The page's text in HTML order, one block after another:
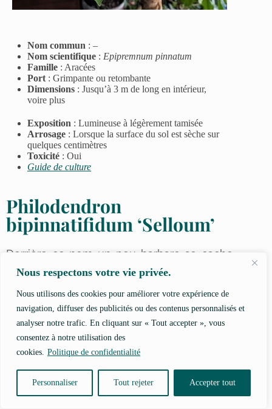
Nous respectons votre vie privée.
Nous utilisons des cookies pour améliorer votre expérience de
navigation, diffuser des publicités ou des contenus personnalisés et
analyser notre trafic. En cliquant sur « Tout accepter », vous
consentez à notre utilisation des
cookies. Politique de confidentialité
Personnaliser Tout rejeter Accepter tout
Nom commun : –
Nom scientifique : Epipremnum pinnatum
Famille : Aracées
Port : Grimpante ou retombante
Dimensions : Jusqu’à 3 m de long en intérieur,
voire plus
Exposition : Lumineuse à légèrement tamisée
Arrosage : Lorsque la surface du sol est sèche sur
quelques centimètres
Toxicité : Oui
Guide de culture
Philodendron
bipinnatifidum ‘Selloum’
Derrière ce nom un peu barbare se cache
un des raresPhilodendronqui ne forment
pas une longue liane. Au contraire, cette
espèce est plutôt buissonnante, avec des
entrenœuds (l’espace entre deux feuilles)
très courts qui forment plus un tronc qu’une
liane.
La variété ‘Selloum’ est assez récente. Elle